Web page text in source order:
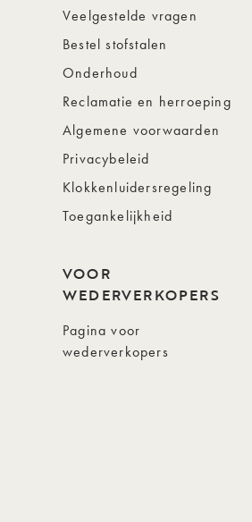
Veelgestelde vragen
Bestel stofstalen
Onderhoud
Reclamatie en herroeping
Algemene voorwaarden
Privacybeleid
Klokkenluidersregeling
Toegankelijkheid
VOOR
WEDERVERKOPERS
Pagina voor
wederverkopers